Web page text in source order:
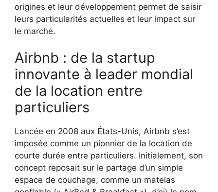
origines et leur développement permet de saisir
leurs particularités actuelles et leur impact sur
le marché.
Airbnb : de la startup
innovante à leader mondial
de la location entre
particuliers
Lancée en 2008 aux États-Unis, Airbnb s’est
imposée comme un pionnier de la location de
courte durée entre particuliers. Initialement, son
concept reposait sur le partage d’un simple
espace de couchage, comme un matelas